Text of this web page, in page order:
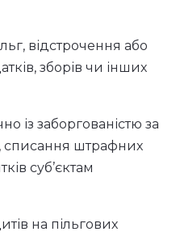
відстрочення або
зборів чи інших
із заборгованістю за
списання штрафних
суб’єктам
на пільгових